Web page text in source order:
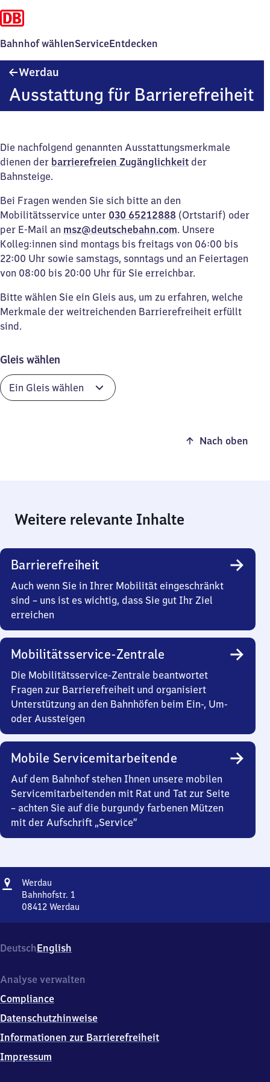
Bahnhof wählenServiceEntdecken
Werdau
Ausstattung für Barrierefreiheit
Die nachfolgend genannten Ausstattungsmerkmale
dienen der barrierefreien Zugänglichkeit der
Bahnsteige.
Bei Fragen wenden Sie sich bitte an den
Mobilitätsservice unter 030 65212888 (Ortstarif) oder
per E-Mail an msz@deutschebahn.com. Unsere
Kolleg:innen sind montags bis freitags von 06:00 bis
22:00 Uhr sowie samstags, sonntags und an Feiertagen
von 08:00 bis 20:00 Uhr für Sie erreichbar.
Bitte wählen Sie ein Gleis aus, um zu erfahren, welche
Merkmale der weitreichenden Barrierefreiheit erfüllt
sind.
Gleis wählen
Nach oben
Weitere relevante Inhalte
Barrierefreiheit
Auch wenn Sie in Ihrer Mobilität eingeschränkt
sind – uns ist es wichtig, dass Sie gut Ihr Ziel
erreichen
Mobilitätsservice-Zentrale
Die Mobilitätsservice-Zentrale beantwortet
Fragen zur Barrierefreiheit und organisiert
Unterstützung an den Bahnhöfen beim Ein-, Um-
oder Aussteigen
Mobile Servicemitarbeitende
Auf dem Bahnhof stehen Ihnen unsere mobilen
Servicemitarbeitenden mit Rat und Tat zur Seite
– achten Sie auf die burgundy farbenen Mützen
mit der Aufschrift „Service“
Adresse
Werdau
Bahnhofstr. 1
08412 Werdau
1,
0
4
2
Werdau
DeutschEnglish
Analyse verwalten
Compliance
Datenschutzhinweise
Informationen zur Barrierefreiheit
Impressum